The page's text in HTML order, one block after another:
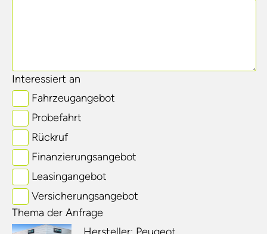
Interessiert an
Fahrzeugangebot
Probefahrt
Rückruf
Finanzierungsangebot
Leasingangebot
Versicherungsangebot
Thema der Anfrage